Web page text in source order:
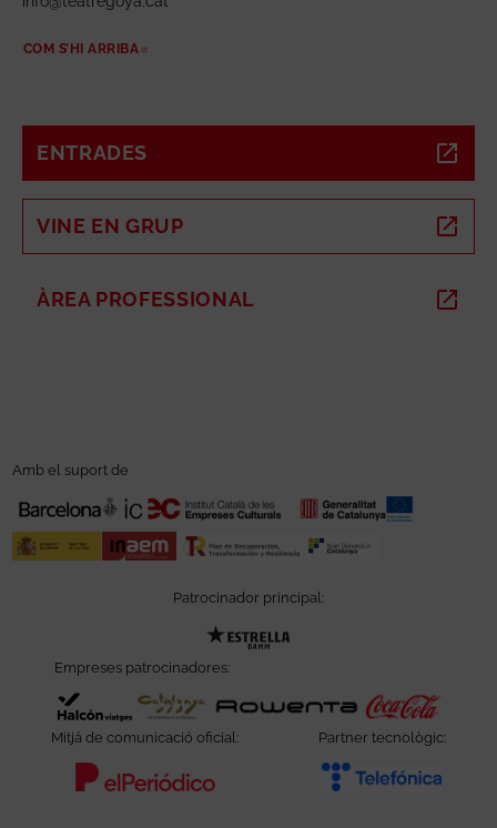
COM S’HI ARRIBA
ENTRADES
VINE EN GRUP
ÀREA PROFESSIONAL ABRE EN NUEVA VENTANA
Amb el suport de
Patrocinador principal:
Empreses patrocinadores:
Abre en nueva ventana
Abre en nueva ventanaAbre en nueva
Mitjá de comunicació oficial:
Abre en nueva ventana
Partner tecnològic: